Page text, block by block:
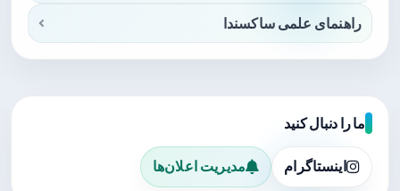
راهنمای علمی ساکسندا
ما را دنبال کنید
اینستاگرام مدیریت اعلان‌ها